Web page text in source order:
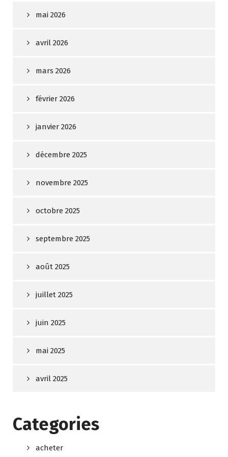
mai 2026
avril 2026
mars 2026
février 2026
janvier 2026
décembre 2025
novembre 2025
octobre 2025
septembre 2025
août 2025
juillet 2025
juin 2025
mai 2025
avril 2025
Categories
acheter